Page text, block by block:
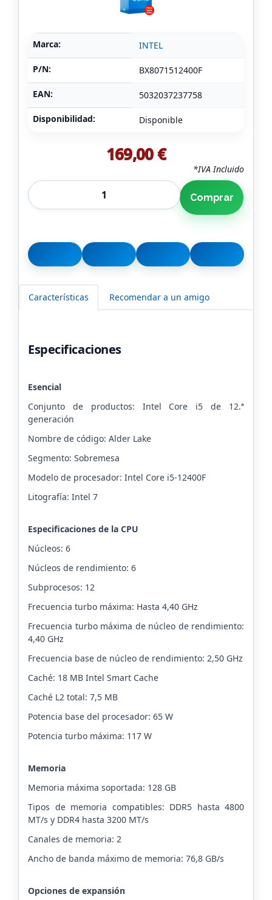
Marca: INTEL
P/N: BX8071512400F
EAN: 5032037237758
Disponibilidad: Disponible
169,00 €
*IVA Incluido
Comprar
Características Recomendar a un amigo
Especificaciones
Esencial
Conjunto de productos: Intel Core i5 de 12.ª
generación
Nombre de código: Alder Lake
Segmento: Sobremesa
Modelo de procesador: Intel Core i5-12400F
Litografía: Intel 7
Especificaciones de la CPU
Núcleos: 6
Núcleos de rendimiento: 6
Subprocesos: 12
Frecuencia turbo máxima: Hasta 4,40 GHz
Frecuencia turbo máxima de núcleo de rendimiento:
4,40 GHz
Frecuencia base de núcleo de rendimiento: 2,50 GHz
Caché: 18 MB Intel Smart Cache
Caché L2 total: 7,5 MB
Potencia base del procesador: 65 W
Potencia turbo máxima: 117 W
Memoria
Memoria máxima soportada: 128 GB
Tipos de memoria compatibles: DDR5 hasta 4800
MT/s y DDR4 hasta 3200 MT/s
Canales de memoria: 2
Ancho de banda máximo de memoria: 76,8 GB/s
Opciones de expansión